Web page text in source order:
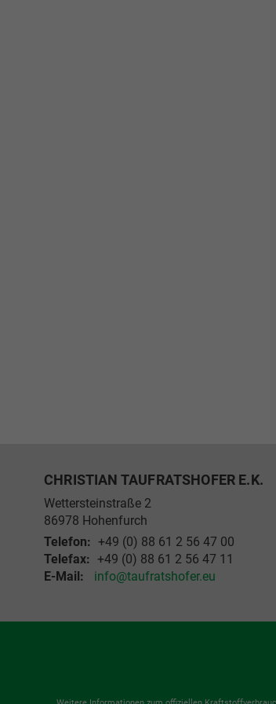
CHRISTIAN TAUFRATSHOFER E.K.
Wettersteinstraße 2
86978 Hohenfurch
Telefon: +49 (0) 88 61 2 56 47 00
Telefax: +49 (0) 88 61 2 56 47 11
E-Mail:
info@taufratshofer.eu